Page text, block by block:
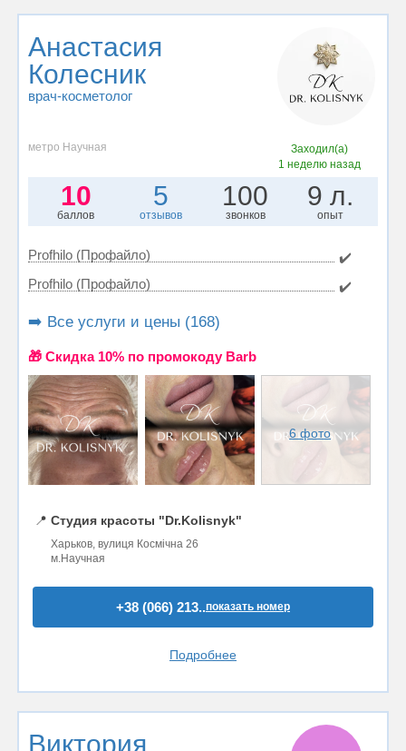
Анастасия
Колесник
врач-косметолог
метро Научная
Заходил(а)
1 неделю назад
10
баллов
5
отзывов
100
звонков
9 л.
опыт
Profhilo (Профайло)
✔️
Profhilo (Профайло)
✔️
➡️ Все услуги и цены (168)
🎁 Cкидка 10% по промокоду Barb
6 фото
📍 Студия красоты "Dr.Kolisnyk"
Харьков, вулиця Космічна 26
м.Научная
+38 (066) 213..показать номер
Подробнее
Виктория